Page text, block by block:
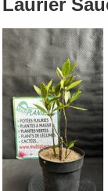
Laurier